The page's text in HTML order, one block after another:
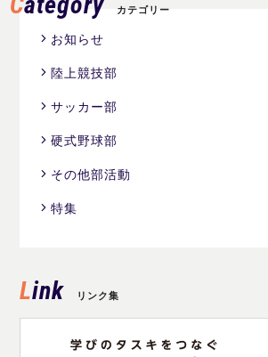
カテゴリー
お知らせ
陸上競技部
サッカー部
硬式野球部
その他部活動
特集
Link リンク集